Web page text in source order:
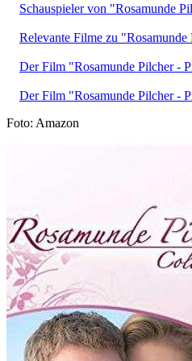
Schauspieler von "Rosamunde
Relevante Filme zu
Der Film "Rosamunde Pilcher -
Der Film "Rosamunde Pilcher -
Foto: Amazon